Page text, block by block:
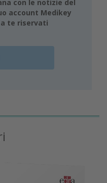
con le notizie del
account Medikey
te riservati